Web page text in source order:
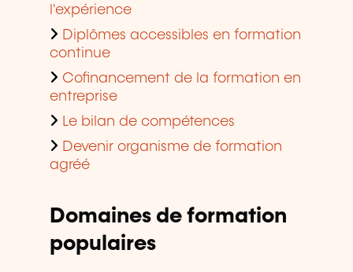
l'expérience
Diplômes accessibles en formation
continue
Cofinancement de la formation en
entreprise
Le bilan de compétences
Devenir organisme de formation
agréé
Domaines de formation
populaires